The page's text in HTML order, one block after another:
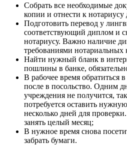
Собрать все необходимые
копии и отнести к нотариусу
Подготовить перевод у
соответствующий диплом и
нотариусу. Важно наличие
требованиями нотариальных
Найти нужный бланк в
пошлины в банке,
В рабочее время
после в посольство. Одним
учреждения не получится,
потребуется оставить
несколько дней для
занять целый месяц;
В нужное время снова
забрать бумаги.